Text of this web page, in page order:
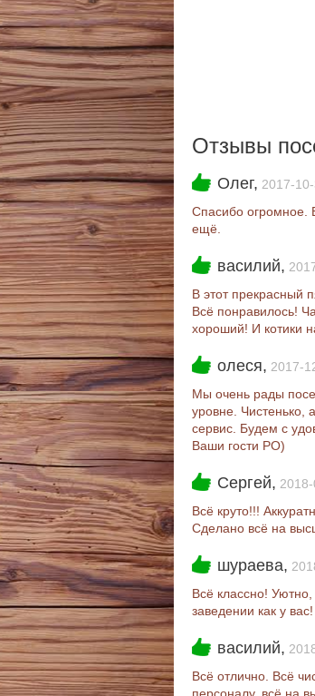
Отзывы
Олег, 2017-
Спасибо огромное.
ещё.
василий,
В этот прекрасный
Всё понравилось!
хороший! И котики
олеся, 2017-
Мы очень рады
уровне. Чистенько,
сервис. Будем с
Ваши гости РО)
Сергей,
Всё круто!!!
Сделано всё на
шураева,
Всё классно!
заведении как у
василий,
Всё отлично. Всё
персоналу, всё на